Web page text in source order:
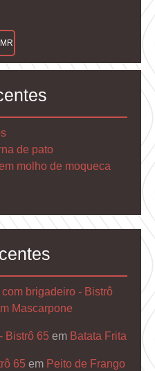
de pato
molho de moqueca
brigadeiro - Bistrô
Mascarpone
Bistrô 65 em Batata Frita
65 em Peito de Frango